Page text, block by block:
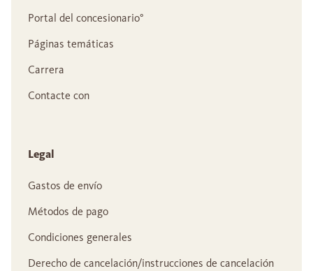
Portal del concesionario°
Páginas temáticas
Carrera
Contacte con
Legal
Gastos de envío
Métodos de pago
Condiciones generales
Derecho de cancelación/instrucciones de cancelación